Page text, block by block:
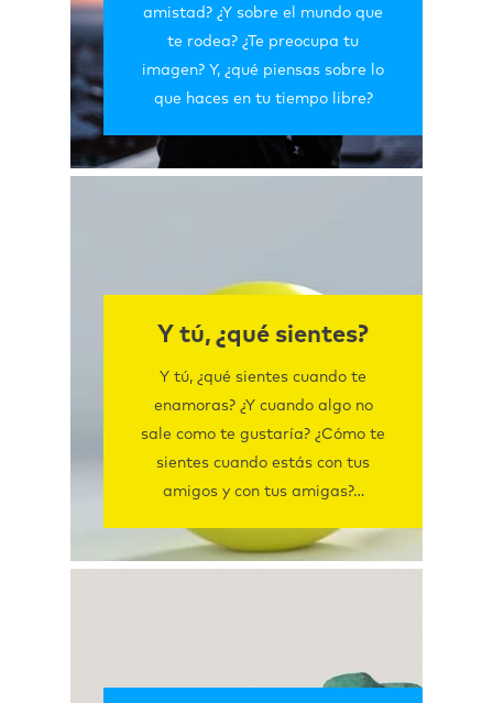
amistad? ¿Y sobre el mundo que
te rodea? ¿Te preocupa tu
imagen? Y, ¿qué piensas sobre lo
que haces en tu tiempo libre?
Y tú, ¿qué sientes?
Y tú, ¿qué sientes cuando te
enamoras? ¿Y cuando algo no
sale como te gustaría? ¿Cómo te
sientes cuando estás con tus
amigos y con tus amigas?…